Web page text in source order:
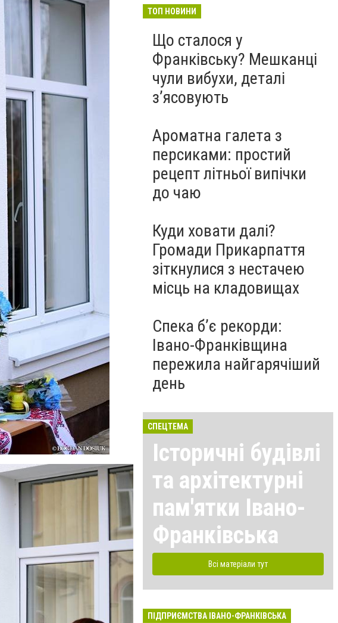
ТОП НОВИНИ
Що сталося у
Франківську? Мешканці
чули вибухи, деталі
з’ясовують
Ароматна галета з
персиками: простий
рецепт літньої випічки
до чаю
Куди ховати далі?
Громади Прикарпаття
зіткнулися з нестачею
місць на кладовищах
Спека б’є рекорди:
Івано-Франківщина
пережила найгарячіший
день
СПЕЦТЕМА
Історичні будівлі
та архітектурні
пам'ятки Івано-
Франківська
Всі матеріали тут
ПІДПРИЄМСТВА ІВАНО-ФРАНКІВСЬКА